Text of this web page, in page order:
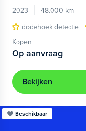
2023
48.000 km
dodehoek detectie
Kopen
Op aanvraag
Bekijken
Beschikbaar